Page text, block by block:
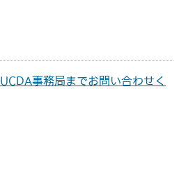
UCDA事務局までお問い合わせく